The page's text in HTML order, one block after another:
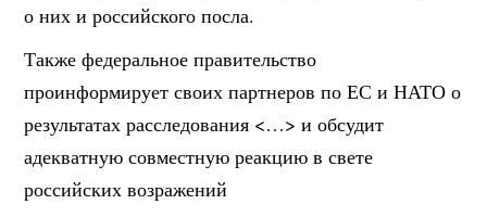
о них и российского посла.
Также федеральное правительство
проинформирует своих партнеров по ЕС и НАТО о
результатах расследования <…> и обсудит
адекватную совместную реакцию в свете
российских возражений